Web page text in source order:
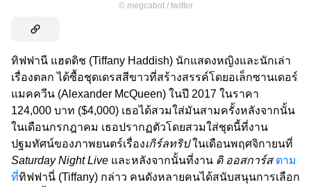
© megcabot / twitter
ทิฟฟานี แฮดดิช (Tiffany Haddish) นักแสดงหญิงและนักเล่า
เรื่องตลก ได้ซื้อชุดเดรสสีขาวที่สร้างสรรค์โดยอเล็กซานเดอร์
แมคควีน (Alexander McQueen) ในปี 2017 ในราคา
124,000 บาท ($4,000) เธอได้สวมใส่มันสามครั้งหลังจากนั้น
ในเดือนกรกฎาคม เธอปรากฏตัวโดยสวมใส่ชุดนี้ที่งาน
ปฐมทัศน์ของภาพยนตร์เรื่องเกิร์ลทริปในเดือนพฤศจิกายนที่
Saturday Night Live และหลังจากนั้นที่งาน ดิ ออสการ์ส ตาม
ที่ทิฟฟานี่ (Tiffany) กล่าว คนดังหลายคนได้สนับสนุนการเลือก